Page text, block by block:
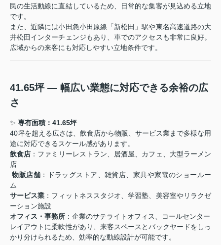
民の生活動線に直結しているため、日常的な集客が見込める立地
です。
また、近隣には小田急小田原線「新松田」駅や東名高速道路の大
井松田インターチェンジもあり、車でのアクセスも非常に良好。
広域からの来客にも対応しやすい立地条件です。
41.65坪 ― 幅広い業態に対応できる余裕の広
さ
✨ 専有面積：41.65坪
40坪を超える広さは、飲食店から物販、サービス業まで多様な用
途に対応できるスケール感があります。
飲食店 ：ファミリーレストラン、居酒屋、カフェ、大型ラーメン
店
️物販店舗 ：ドラッグストア、雑貨店、家具や家電のショールー
ム
サービス業 ：フィットネススタジオ、学習塾、美容室やリラクゼ
ーション施設
オフィス・事務所 ：企業のサテライトオフィス、コールセンター
レイアウトに柔軟性があり、来客スペースとバックヤードをしっ
かり分けられるため、効率的な動線設計が可能です。